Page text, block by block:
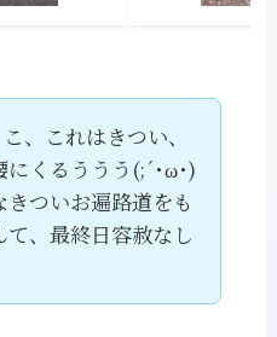
、これはきつい、
にくるううう(;´･ω･)
ついお遍路道をも
て、最終日容赦なし